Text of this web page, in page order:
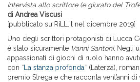
Intervista allo scrittore (e giurato del
di Andrea Viscusi
[pubblicato su RiLL.it nel dicembre 2019]
Uno degli scrittori protagonisti di Lucca
è stato sicuramente Vanni Santoni. Negli
appassionati di giochi di ruolo hanno
con “ La stanza profonda” (Laterza),
premio Strega e che racconta vent’anni